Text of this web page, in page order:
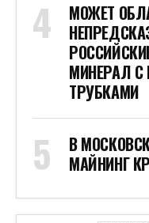
МОЖЕТ
МИНЕРАЛ
ТРУБКАМИ
В
МАЙНИНГ